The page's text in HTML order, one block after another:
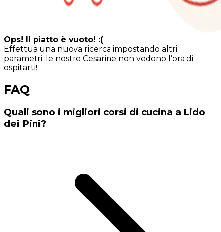
Ops! Il piatto è vuoto! :(
Effettua una nuova ricerca impostando altri
parametri: le nostre Cesarine non vedono l’ora di
ospitarti!
FAQ
Quali sono i migliori corsi di cucina a Lido
dei Pini?